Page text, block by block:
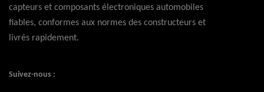
capteurs et composants électroniques automobiles
fiables, conformes aux normes des constructeurs et
livrés rapidement.
Suivez-nous :